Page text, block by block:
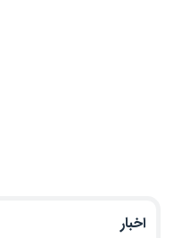
اخبار